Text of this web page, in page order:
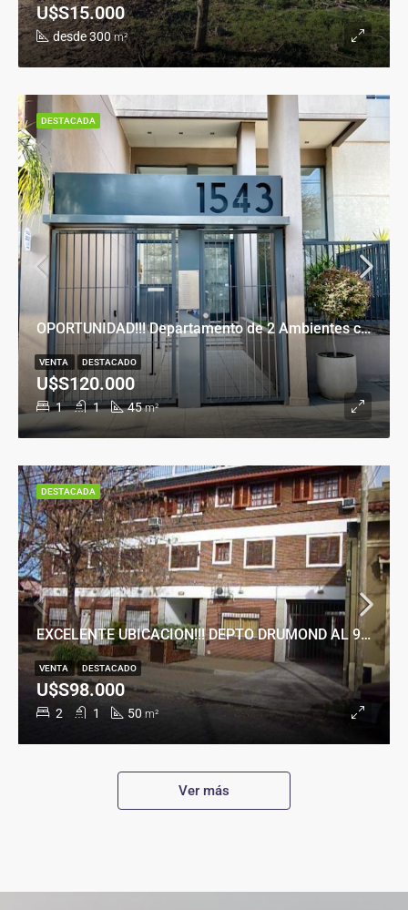
desde 300 m²
U$S15.000
OPORTUNIDAD!!! Departamento de 2 Ambientes con Cochera en Banfield Este
1 1 45 m²
U$S120.000
VENTA DESTACADO
DESTACADA
EXCELENTE UBICACION!!! DEPTO DRUMOND AL 900
2 1 50 m²
U$S98.000
VENTA DESTACADO
DESTACADA
Ver más